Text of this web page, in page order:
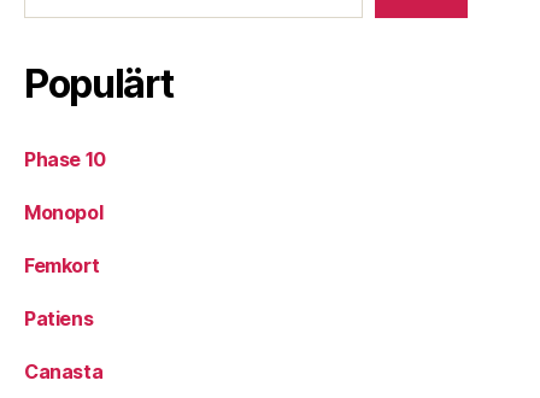
Populärt
Phase 10
Monopol
Femkort
Patiens
Canasta